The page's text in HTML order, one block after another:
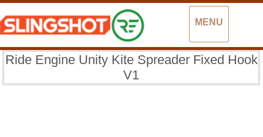
MENU
Ride Engine Unity Kite Spreader Fixed Hook
V1